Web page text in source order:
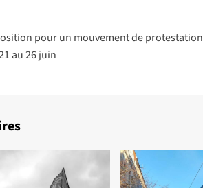
pour un mouvement de protestation
au 26 juin